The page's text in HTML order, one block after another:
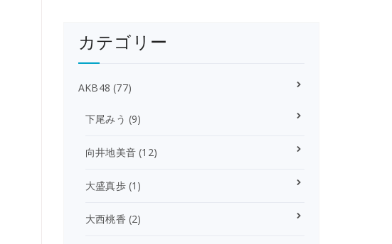
カテゴリー
AKB48 (77)
下尾みう (9)
向井地美音 (12)
大盛真歩(1)
大西桃香 (2)